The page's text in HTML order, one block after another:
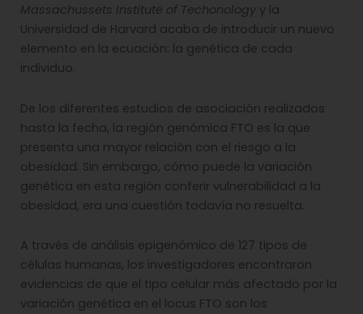
Massachussets Institute of Techonology y la
Universidad de Harvard acaba de introducir un nuevo
elemento en la ecuación: la genética de cada
individuo.
De los diferentes estudios de asociación realizados
hasta la fecha, la región genómica FTO es la que
presenta una mayor relación con el riesgo a la
obesidad. Sin embargo, cómo puede la variación
genética en esta región conferir vulnerabilidad a la
obesidad, era una cuestión todavía no resuelta.
A través de análisis epigenómico de 127 tipos de
células humanas, los investigadores encontraron
evidencias de que el tipo celular más afectado por la
variación genética en el locus FTO son los